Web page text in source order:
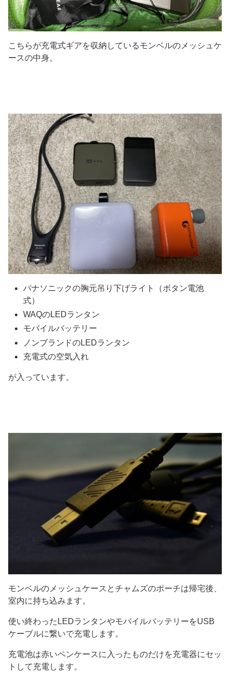
こちらが充電式ギアを収納しているモンベルのメッシュケ
ースの中身。
パナソニックの胸元吊り下げライト（ボタン電池
式）
WAQのLEDランタン
モバイルバッテリー
ノンブランドのLEDランタン
充電式の空気入れ
が入っています。
モンベルのメッシュケースとチャムズのポーチは帰宅後、
室内に持ち込みます。
使い終わったLEDランタンやモバイルバッテリーをUSB
ケーブルに繋いで充電します。
充電池は赤いペンケースに入ったものだけを充電器にセッ
トして充電します。